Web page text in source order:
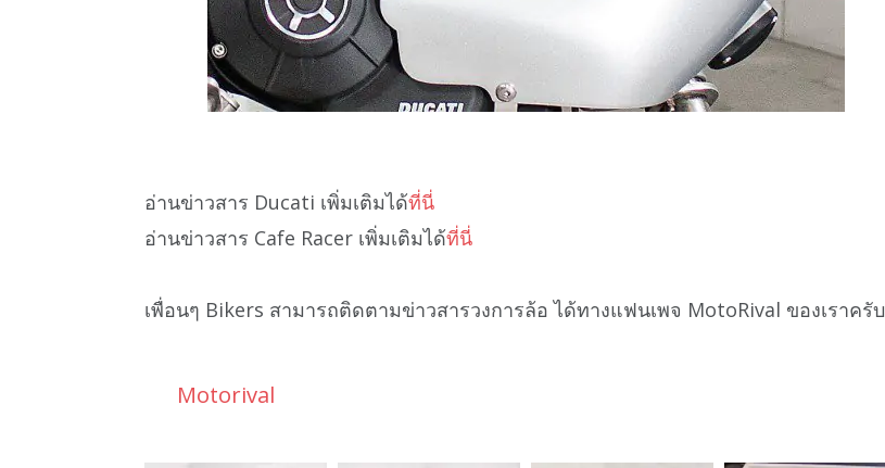
อ่านข่าวสาร Ducati เพิ่มเติมได้ที่นี่
อ่านข่าวสาร Cafe Racer เพิ่มเติมได้ที่นี่
เพื่อนๆ Bikers สามารถติดตามข่าวสารวงการล้อ ได้ทางแฟนเพจ MotoRival ของเราครับ
Motorival